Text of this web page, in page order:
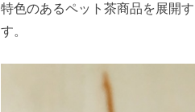
特色のあるペット茶商品を展開
す。